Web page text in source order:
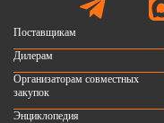
Поставщикам
Дилерам
Организаторам совместных
закупок
Энциклопедия